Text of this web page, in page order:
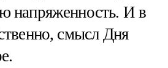
напряженность. И в
смысл Дня